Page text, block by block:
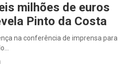
milhões de euros
Pinto da Costa
na conferência de imprensa para